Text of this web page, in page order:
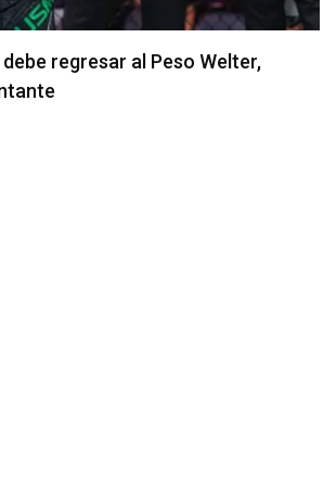
pesajes del UFC Vegas 120:
para pelea con Salkilld